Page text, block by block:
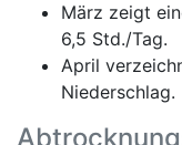
März zeigt
6,5 Std./Tag.
April
Niederschlag.